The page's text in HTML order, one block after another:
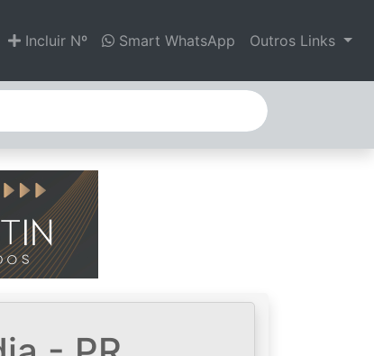
Incluir Nº Smart WhatsApp Outros Links